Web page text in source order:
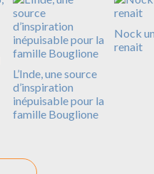
L’Inde, une source
d’inspiration
inépuisable pour la
famille Bouglione
Nock
renait